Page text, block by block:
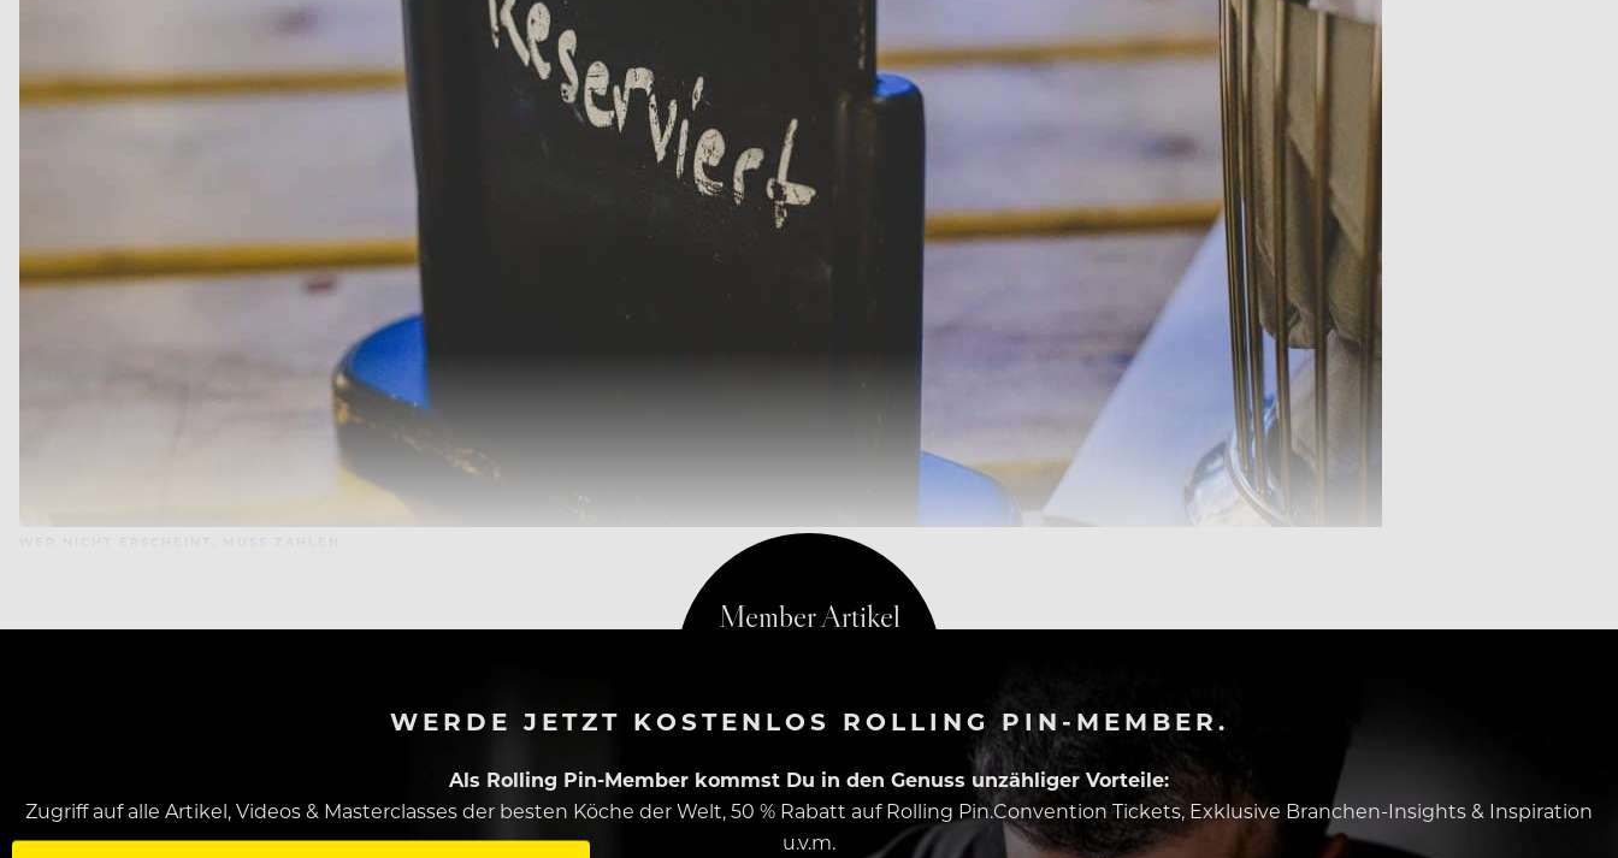
WERDE JETZT KOSTENLOS ROLLING PIN-MEMBER.
Als Rolling Pin-Member kommst Du in den Genuss unzähliger Vorteile:
Zugriff auf alle Artikel, Videos & Masterclasses der besten Köche der Welt, 50 % Rabatt auf Rolling Pin.Convention Tickets, Exklusive Branchen-Insights & Inspiration
u.v.m.